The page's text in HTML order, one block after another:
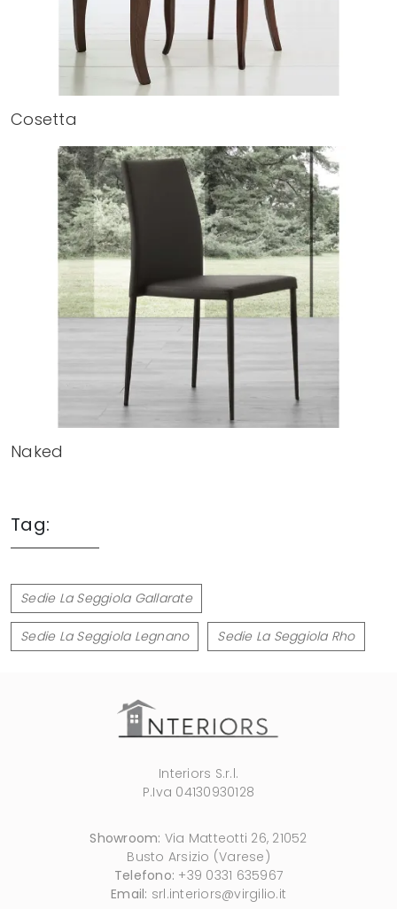
Cosetta
Naked
Tag:
Sedie La Seggiola Gallarate
Sedie La Seggiola Legnano Sedie La Seggiola Rho
Interiors S.r.l.
P.Iva 04130930128
Showroom: Via Matteotti 26, 21052
Busto Arsizio (Varese)
Telefono: +39 0331 635967
Email: srl.interiors@virgilio.it